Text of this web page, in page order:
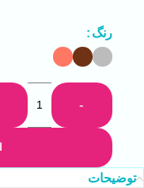
رنگ
-
توضیحات